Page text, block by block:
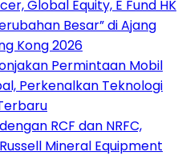
Global Equity, E Fund HK
Besar” di Ajang
Kong 2026
Permintaan Mobil
Perkenalkan Teknologi
RCF dan NRFC,
Mineral Equipment